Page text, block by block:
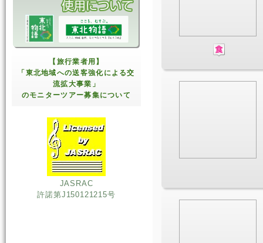
【旅行業者用】
「東北地域への送客強化による交
流拡大事業」
のモニターツアー募集について
JASRAC
許諾第J150121215号